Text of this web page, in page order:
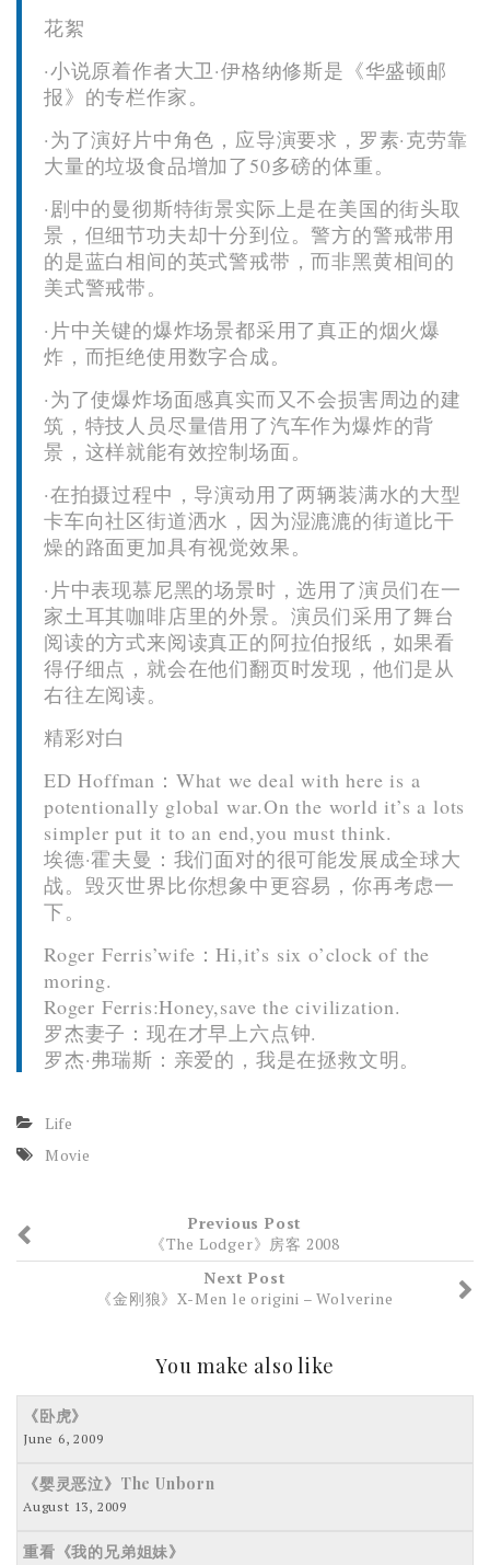
花絮
·小说原着作者大卫·伊格纳修斯是《华盛顿邮
报》的专栏作家。
·为了演好片中角色，应导演要求，罗素·克劳靠
大量的垃圾食品增加了50多磅的体重。
·剧中的曼彻斯特街景实际上是在美国的街头取
景，但细节功夫却十分到位。警方的警戒带用
的是蓝白相间的英式警戒带，而非黑黄相间的
美式警戒带。
·片中关键的爆炸场景都采用了真正的烟火爆
炸，而拒绝使用数字合成。
·为了使爆炸场面感真实而又不会损害周边的建
筑，特技人员尽量借用了汽车作为爆炸的背
景，这样就能有效控制场面。
·在拍摄过程中，导演动用了两辆装满水的大型
卡车向社区街道洒水，因为湿漉漉的街道比干
燥的路面更加具有视觉效果。
·片中表现慕尼黑的场景时，选用了演员们在一
家土耳其咖啡店里的外景。演员们采用了舞台
阅读的方式来阅读真正的阿拉伯报纸，如果看
得仔细点，就会在他们翻页时发现，他们是从
右往左阅读。
精彩对白
ED Hoffman：What we deal with here is a
potentionally global war.On the world it’s a lots
simpler put it to an end,you must think.
埃德·霍夫曼：我们面对的很可能发展成全球大
战。毁灭世界比你想象中更容易，你再考虑一
下。
Roger Ferris’wife：Hi,it’s six o’clock of the
moring.
Roger Ferris:Honey,save the civilization.
罗杰妻子：现在才早上六点钟.
罗杰·弗瑞斯：亲爱的，我是在拯救文明。
Life
Movie
Previous Post
《The Lodger》房客 2008
Next Post
《金刚狼》X-Men le origini – Wolverine
You make also like
《卧虎》
June 6, 2009
《婴灵恶泣》The Unborn
August 13, 2009
重看《我的兄弟姐妹》